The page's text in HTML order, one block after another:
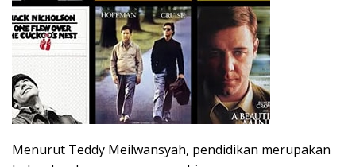
Menurut Teddy Meilwansyah, pendidikan merupakan